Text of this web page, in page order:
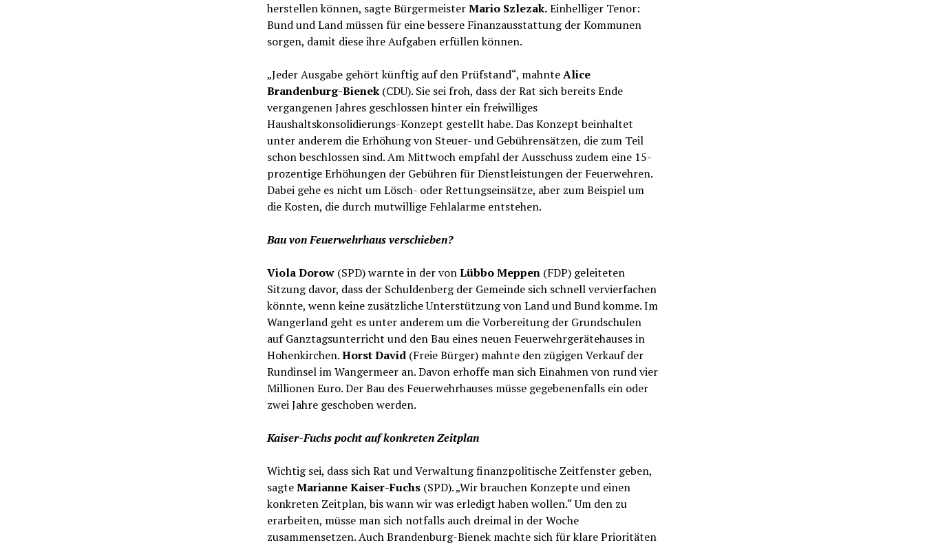
herstellen können, sagte BürgermeisterMario Szlezak.Einhelliger Tenor:
Bund und Land müssen für eine bessere Finanzausstattung der Kommunen
sorgen, damit diese ihre Aufgaben erfüllen können.
„Jeder Ausgabe gehört künftig auf den Prüfstand“, mahnteAlice
Brandenburg-Bienek(CDU). Sie sei froh, dass der Rat sich bereits Ende
vergangenen Jahres geschlossen hinter ein freiwilliges
Haushaltskonsolidierungs-Konzept gestellt habe. Das Konzept beinhaltet
unter anderem die Erhöhung von Steuer- und Gebührensätzen, die zum Teil
schon beschlossen sind. Am Mittwoch empfahl der Ausschuss zudem eine 15-
prozentige Erhöhungen der Gebühren für Dienstleistungen der Feuerwehren.
Dabei gehe es nicht um Lösch- oder Rettungseinsätze, aber zum Beispiel um
die Kosten, die durch mutwillige Fehlalarme entstehen.
Bau von Feuerwehrhaus verschieben?
Viola Dorow(SPD) warnte in der vonLübbo Meppen(FDP) geleiteten
Sitzung davor, dass der Schuldenberg der Gemeinde sich schnell vervierfachen
könnte, wenn keine zusätzliche Unterstützung von Land und Bund komme. Im
Wangerland geht es unter anderem um die Vorbereitung der Grundschulen
auf Ganztagsunterricht und den Bau eines neuen Feuerwehrgerätehauses in
Hohenkirchen.Horst David(Freie Bürger) mahnte den zügigen Verkauf der
Rundinsel im Wangermeer an. Davon erhoffe man sich Einahmen von rund vier
Millionen Euro. Der Bau des Feuerwehrhauses müsse gegebenenfalls ein oder
zwei Jahre geschoben werden.
Kaiser-Fuchs pocht auf konkreten Zeitplan
Wichtig sei, dass sich Rat und Verwaltung finanzpolitische Zeitfenster geben,
sagteMarianne Kaiser-Fuchs (SPD). „Wir brauchen Konzepte und einen
konkreten Zeitplan, bis wann wir was erledigt haben wollen.“ Um den zu
erarbeiten, müsse man sich notfalls auch dreimal in der Woche
zusammensetzen. Auch Brandenburg-Bienek machte sich für klare Prioritäten